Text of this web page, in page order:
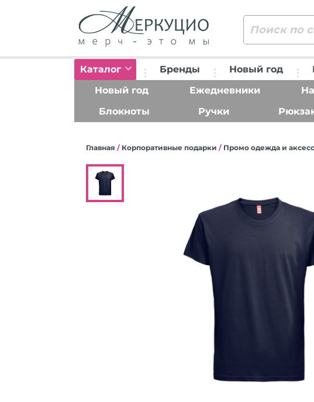
Каталог Бренды Новый год
Новый год Ежедневники
Блокноты
Ручки
Главная / Корпоративные подарки / Промо одежда и